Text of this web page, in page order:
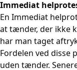
Immediat
En Immediat
at tænder, der ikke
har man taget
Fordelen ved disse
uden tænder.